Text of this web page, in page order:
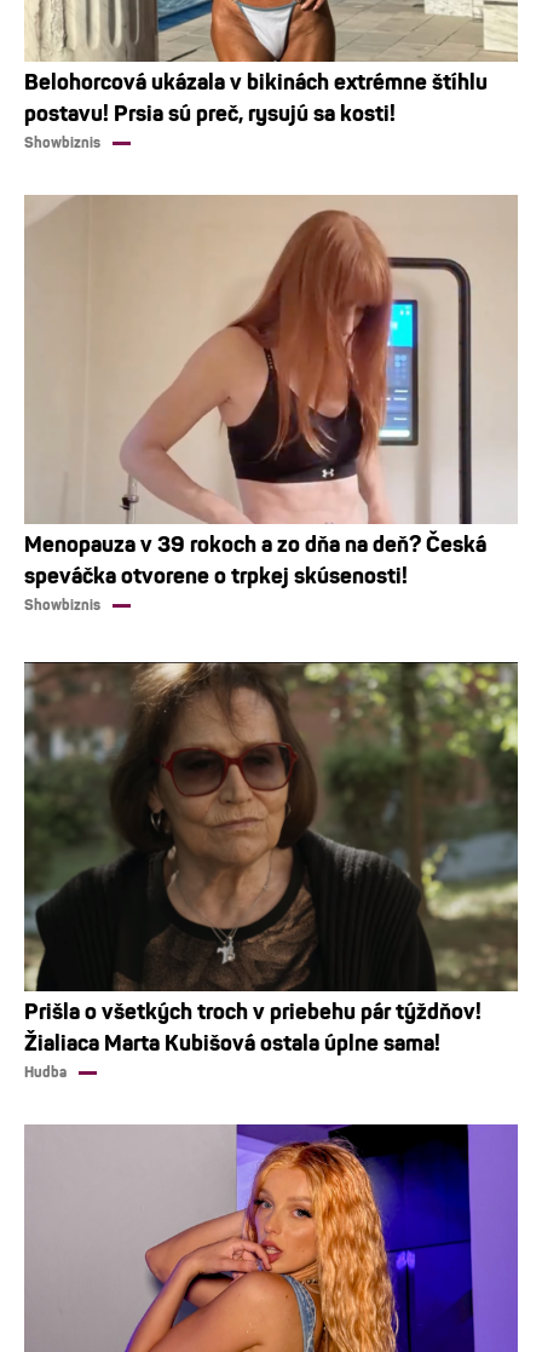
Belohorcová ukázala v bikinách extrémne štíhlu
postavu! Prsia sú preč, rysujú sa kosti!
Showbiznis
Menopauza v 39 rokoch a zo dňa na deň? Česká
speváčka otvorene o trpkej skúsenosti!
Showbiznis
Prišla o všetkých troch v priebehu pár týždňov!
Žialiaca Marta Kubišová ostala úplne sama!
Hudba